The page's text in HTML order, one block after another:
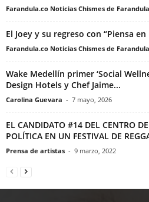
Farandula.co Noticias Chismes de
El Joey y su regreso con “Piensa en
Farandula.co Noticias Chismes de
Wake Medellín primer ‘Social
Design Hotels y Chef Jaime...
Carolina Guevara - 7 mayo, 2026
EL CANDIDATO #14 DEL CENTRO
POLÍTICA EN UN FESTIVAL DE
Prensa de artistas - 9 marzo, 2022